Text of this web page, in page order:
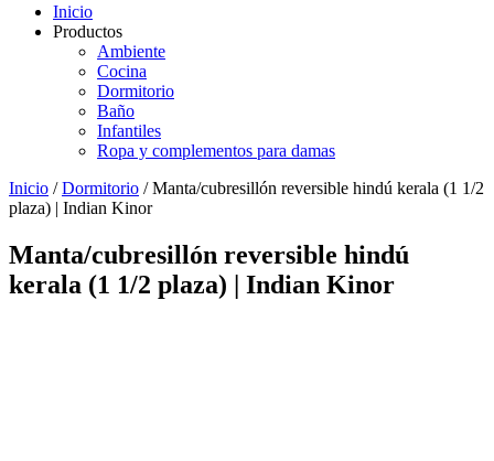
Inicio
Productos
Ambiente
Cocina
Dormitorio
Baño
Infantiles
Ropa y complementos para damas
Inicio /Dormitorio / Manta/cubresillón reversible hindú kerala (1 1/2
plaza) | Indian Kinor
Manta/cubresillón reversible hindú
kerala (1 1/2 plaza) | Indian Kinor